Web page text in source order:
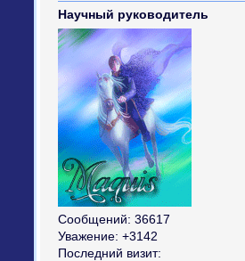
Научный руководитель
Сообщений: 36617
Уважение: +3142
Последний визит: